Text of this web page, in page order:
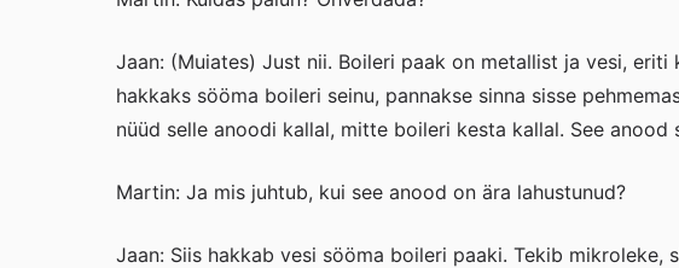
Jaan: (Muiates) Just nii. Boileri paak on metallist ja vesi,
hakkaks sööma boileri seinu, pannakse sinna sisse
nüüd selle anoodi kallal, mitte boileri kesta kallal. See
Martin: Ja mis juhtub, kui see anood on ära lahustunud?
Jaan: Siis hakkab vesi sööma boileri paaki. Tekib